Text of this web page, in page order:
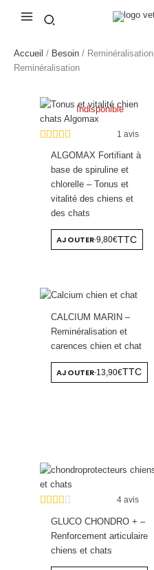
Accueil / Besoin / Reminéralisation
Reminéralisation
Indisponible
1 avis
ALGOMAX Fortifiant à
base de spiruline et
chlorelle – Tonus et
vitalité des chiens et
des chats
AJOUTER-9,80€TTC
CALCIUM MARIN –
Reminéralisation et
carences chien et chat
AJOUTER-13,90€TTC
4 avis
GLUCO CHONDRO + –
Renforcement articulaire
chiens et chats